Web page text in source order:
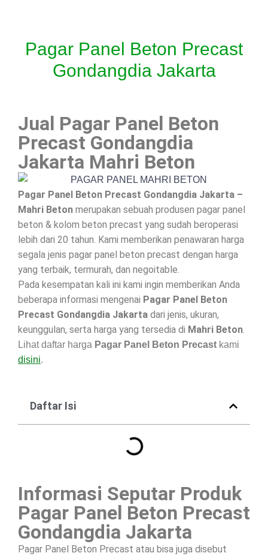
Pagar Panel Beton Precast
Gondangdia Jakarta
Jual Pagar Panel Beton
Precast Gondangdia
Jakarta Mahri Beton
Pagar Panel Beton Precast Gondangdia Jakarta –
Mahri Beton merupakan sebuah produsen pagar panel
beton & kolom beton precast yang sudah beroperasi
lebih dari 20 tahun. Kami memberikan penawaran harga
segala jenis pagar panel beton precast dengan harga
yang terbaik, termurah, dan negoitable.
Pada kesempatan kali ini kami ingin memberikan Anda
beberapa informasi mengenai Pagar Panel Beton
Precast Gondangdia Jakarta dari jenis, ukuran,
keunggulan, serta harga yang tersedia di Mahri Beton.
Lihat daftar harga Pagar Panel Beton Precast kami
disini.
Daftar Isi
Informasi Seputar Produk
Pagar Panel Beton Precast
Gondangdia Jakarta
Pagar Panel Beton Precast atau bisa juga disebut